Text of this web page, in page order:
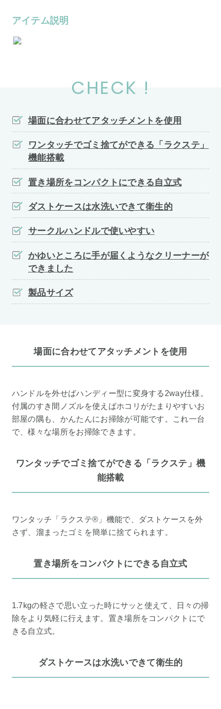
アイテム説明
CHECK !
場面に合わせてアタッチメントを使用
ワンタッチでゴミ捨てができる「ラクステ」
機能搭載
置き場所をコンパクトにできる自立式
ダストケースは水洗いできて衛生的
サークルハンドルで使いやすい
かゆいところに手が届くようなクリーナーが
できました
製品サイズ
場面に合わせてアタッチメントを使用
ハンドルを外せばハンディー型に変身する2way仕様。
付属のすき間ノズルを使えばホコリがたまりやすいお
部屋の隅も、かんたんにお掃除が可能です。これ一台
で、様々な場所をお掃除できます。
ワンタッチでゴミ捨てができる「ラクステ」機
能搭載
ワンタッチ「ラクステ®」機能で、ダストケースを外
さず、溜まったゴミを簡単に捨てられます。
置き場所をコンパクトにできる自立式
1.7kgの軽さで思い立った時にサッと使えて、日々の掃
除をより気軽に行えます。置き場所をコンパクトにで
きる自立式。
ダストケースは水洗いできて衛生的